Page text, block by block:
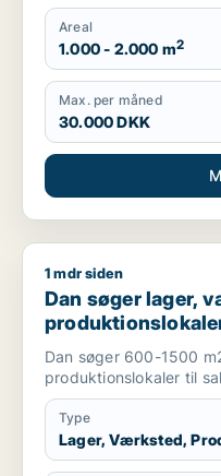
Areal
1.000 - 2.000 m2
Max. per måned
30.000 DKK
Dan søger lager,
1 mdr siden
Dan søger lager,
Dan søger 600-1500
produktionslokaler til
Type
Lager, Værksted,